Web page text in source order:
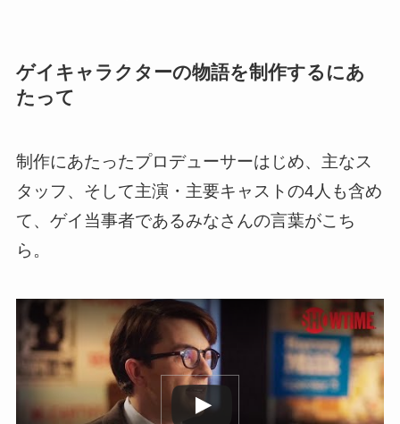
ゲイキャラクターの物語を制作するにあ
たって
制作にあたったプロデューサーはじめ、主なス
タッフ、そして主演・主要キャストの4人も含め
て、ゲイ当事者であるみなさんの言葉がこち
ら。
この動画を YouTube で視聴